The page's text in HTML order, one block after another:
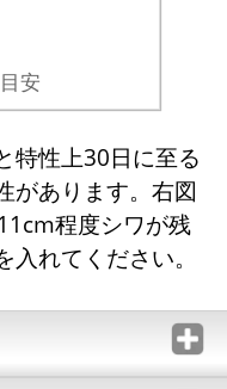
安
特性上30日に至る
があります。右図
程度シワが残
れてください。